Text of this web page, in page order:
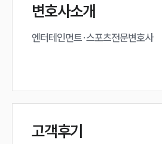
변호사소개
엔터테인먼트·스포츠전문변호사
고객후기